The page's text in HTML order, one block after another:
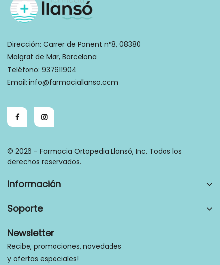
Dirección: Carrer de Ponent nº8, 08380
Malgrat de Mar, Barcelona
Teléfono: 937611904
Email: info@farmaciallanso.com
© 2026 - Farmacia Ortopedia Llansó, Inc. Todos los
derechos reservados.
Información
Soporte
Newsletter
Recibe, promociones, novedades
y ofertas especiales!